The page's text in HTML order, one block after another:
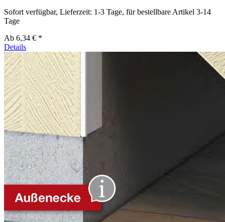
Sofort verfügbar, Lieferzeit: 1-3 Tage, für bestellbare Artikel 3-14
Tage
Ab 6,34 € *
Details